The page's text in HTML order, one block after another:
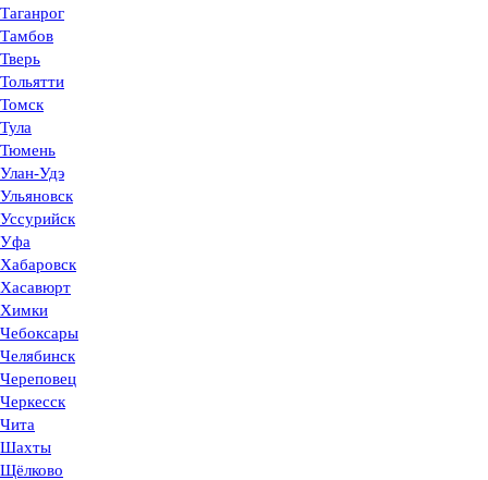
Таганрог
Тамбов
Тверь
Тольятти
Томск
Тула
Тюмень
Улан-Удэ
Ульяновск
Уссурийск
Уфа
Хабаровск
Хасавюрт
Химки
Чебоксары
Челябинск
Череповец
Черкесск
Чита
Шахты
Щёлково